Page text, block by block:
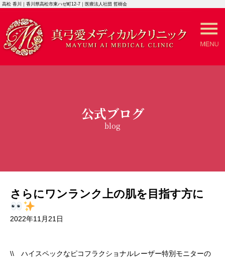
高松 香川｜香川県高松市東ハゼ町12-7｜医療法人社団 哲樹会
公式ブログ
blog
さらにワンランク上の肌を目指す方に
2022年11月21日
\\ ハイスペックなピコフラクショナルレーザー特別モニターの